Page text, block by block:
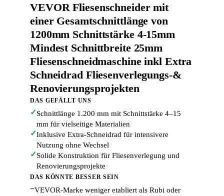
VEVOR Fliesenschneider mit
einer Gesamtschnittlänge von
1200mm Schnittstärke 4-15mm
Mindest Schnittbreite 25mm
Fliesenschneidmaschine inkl Extra
Schneidrad Fliesenverlegungs-&
Renovierungsprojekten
DAS GEFÄLLT UNS
✓Schnittlänge 1.200 mm mit Schnittstärke 4–15
mm für vielseitige Materialien
✓Inklusive Extra-Schneidrad für intensivere
Nutzung ohne Wechsel
✓Solide Konstruktion für Fliesenverlegung und
Renovierungsprojekte
DAS KÖNNTE BESSER SEIN
−VEVOR-Marke weniger etabliert als Rubi oder